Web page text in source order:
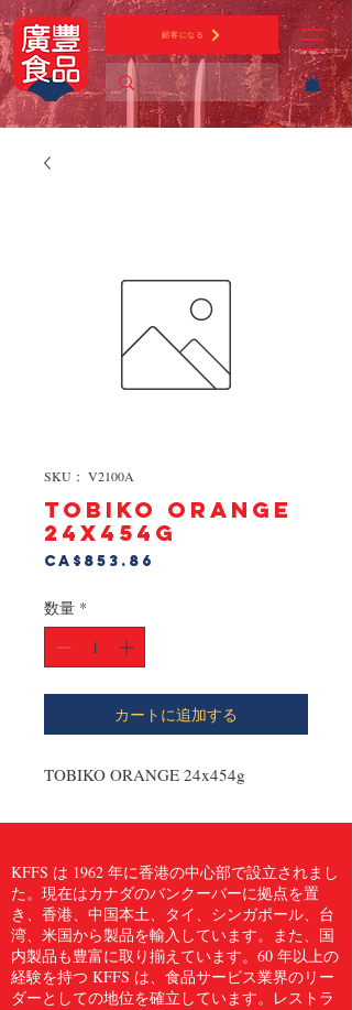
顧客になる
SKU： V2100A
TOBIKO ORANGE
24x454g
CA$853.86
数量 *
カートに追加する
TOBIKO ORANGE 24x454g
KFFS は 1962 年に香港の中心部で設立されまし
た。現在はカナダのバンクーバーに拠点を置
き、香港、中国本土、タイ、シンガポール、台
湾、米国から製品を輸入しています。また、国
内製品も豊富に取り揃えています。60 年以上の
経験を持つ KFFS は、食品サービス業界のリー
ダーとしての地位を確立しています。レストラ